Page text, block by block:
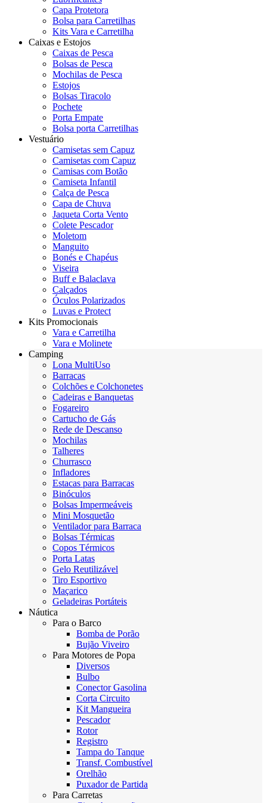
Capa Protetora
Bolsa para Carretilhas
Kits Vara e Carretilha
Caixas e Estojos
Caixas de Pesca
Bolsas de Pesca
Mochilas de Pesca
Estojos
Bolsas Tiracolo
Pochete
Porta Empate
Bolsa porta Carretilhas
Vestuário
Camisetas sem Capuz
Camisetas com Capuz
Camisas com Botão
Camiseta Infantil
Calça de Pesca
Capa de Chuva
Jaqueta Corta Vento
Colete Pescador
Moletom
Manguito
Bonés e Chapéus
Viseira
Buff e Balaclava
Calçados
Óculos Polarizados
Luvas e Protect
Kits Promocionais
Vara e Carretilha
Vara e Molinete
Camping
Lona MultiUso
Barracas
Colchões e Colchonetes
Cadeiras e Banquetas
Fogareiro
Cartucho de Gás
Rede de Descanso
Mochilas
Talheres
Churrasco
Infladores
Estacas para Barracas
Binóculos
Bolsas Impermeáveis
Mini Mosquetão
Ventilador para Barraca
Bolsas Térmicas
Copos Térmicos
Porta Latas
Gelo Reutilizável
Tiro Esportivo
Maçarico
Geladeiras Portáteis
Náutica
Para o Barco
Bomba de Porão
Bujão Viveiro
Para Motores de Popa
Diversos
Bulbo
Conector Gasolina
Corta Circuito
Kit Mangueira
Pescador
Rotor
Registro
Tampa do Tanque
Transf. Combustível
Orelhão
Puxador de Partida
Para Carretas